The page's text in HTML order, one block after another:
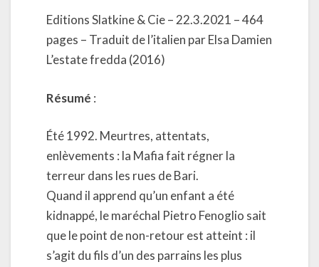
Editions Slatkine & Cie – 22.3.2021 – 464
pages – Traduit de l’italien par Elsa Damien
L’estate fredda (2016)
Résumé :
Été 1992. Meurtres, attentats,
enlèvements : la Mafia fait régner la
terreur dans les rues de Bari.
Quand il apprend qu’un enfant a été
kidnappé, le maréchal Pietro Fenoglio sait
que le point de non-retour est atteint : il
s’agit du fils d’un des parrains les plus